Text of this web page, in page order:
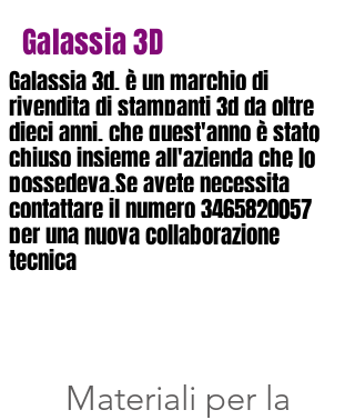
Galassia 3D
Galassia 3d, è un marchio di
rivendita di stampanti 3d da oltre
dieci anni, che quest'anno è stato
chiuso insieme all'azienda che lo
possedeva.Se avete necessita
contattare il numero3465820057
per una nuova collaborazione
tecnica
Materiali per la